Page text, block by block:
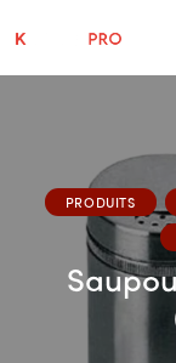
PRODUITS